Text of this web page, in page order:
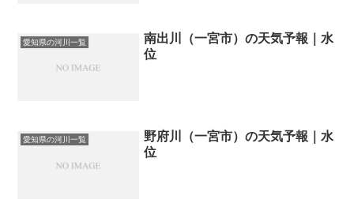
愛知県の河川一覧
南出川（一宮市）の天気予報｜水
位
愛知県の河川一覧
野府川（一宮市）の天気予報｜水
位